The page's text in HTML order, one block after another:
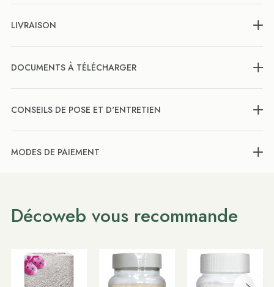
LIVRAISON
DOCUMENTS À TÉLÉCHARGER
CONSEILS DE POSE ET D'ENTRETIEN
MODES DE PAIEMENT
Décoweb vous recommande